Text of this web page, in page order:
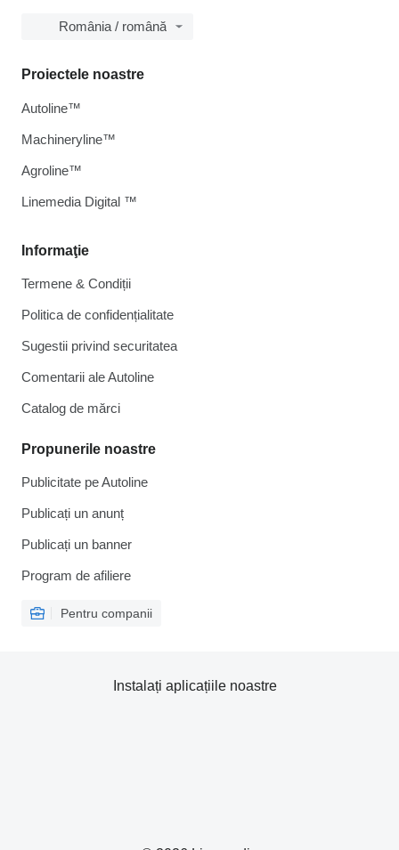
România / română
Informaţie
Termene & Condiții
Politica de confidențialitate
Sugestii privind securitatea
Comentarii ale Autoline
Catalog de mărcі
Propunerile noastre
Publicitate pe Autoline
Publicați un anunț
Publicați un banner
Program de afiliere
Pentru companii
Proiectele noastre
Autoline™
Machineryline™
Agroline™
Linemedia Digital ™
Instalați aplicațiile noastre